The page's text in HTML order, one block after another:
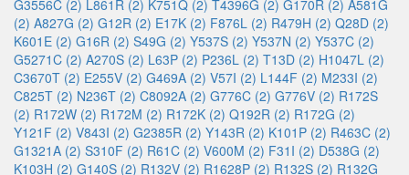
G3556C (2) L861R (2) K751Q (2) T4396G (2) G170R (2) A581G
(2) A827G (2) G12R (2) E17K (2) F876L (2) R479H (2) Q28D (2)
K601E (2) G16R (2) S49G (2) Y537S (2) Y537N (2) Y537C (2)
G5271C (2) A270S (2) L63P (2) P236L (2) T13D (2) H1047L (2)
C3670T (2) E255V (2) G469A (2) V57I (2) L144F (2) M233I (2)
C825T (2) N236T (2) C8092A (2) G776C (2) G776V (2) R172S
(2) R172W (2) R172M (2) R172K (2) Q192R (2) R172G (2)
Y121F (2) V843I (2) G2385R (2) Y143R (2) K101P (2) R463C (2)
G1321A (2) S310F (2) R61C (2) V600M (2) F31I (2) D538G (2)
K103H (2) G140S (2) R132V (2) R1628P (2) R132S (2) R132G